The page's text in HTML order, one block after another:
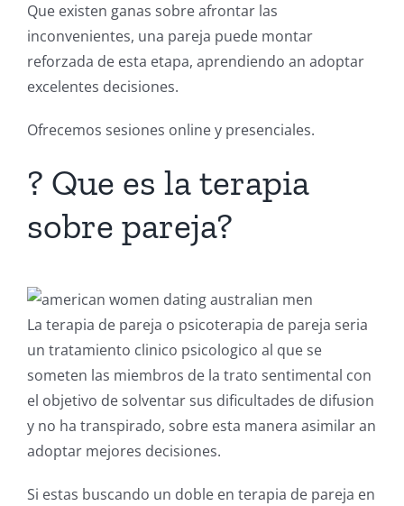
Que existen ganas sobre afrontar las
inconvenientes, una pareja puede montar
reforzada de esta etapa, aprendiendo an adoptar
excelentes decisiones.
Ofrecemos sesiones online y presenciales.
? Que es la terapia
sobre pareja?
La terapia de pareja o psicoterapia de pareja seria
un tratamiento clinico psicologico al que se
someten las miembros de la trato sentimental con
el objetivo de solventar sus dificultades de difusion
y no ha transpirado, sobre esta manera asimilar an
adoptar mejores decisiones.
Si estas buscando un doble en terapia de pareja en